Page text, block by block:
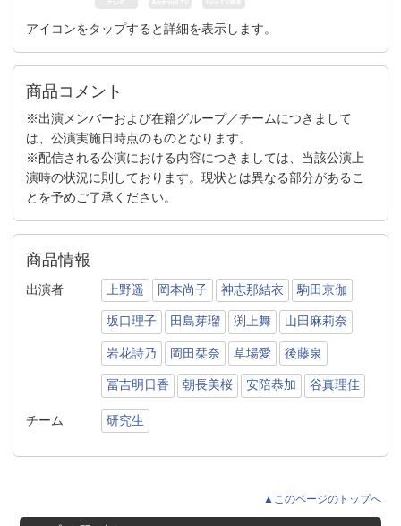
アイコンをタップすると詳細を表示します。
商品コメント
※出演メンバーおよび在籍グループ／チームにつきまして
は、公演実施日時点のものとなります。
※配信される公演における内容につきましては、当該公演上
演時の状況に則しております。現状とは異なる部分があるこ
とを予めご了承ください。
商品情報
出演者 上野遥 岡本尚子 神志那結衣 駒田京伽
坂口理子 田島芽瑠 渕上舞 山田麻莉奈
岩花詩乃 岡田栞奈 草場愛 後藤泉
冨吉明日香 朝長美桜 安陪恭加 谷真理佳
チーム 研究生
▲このページのトップへ